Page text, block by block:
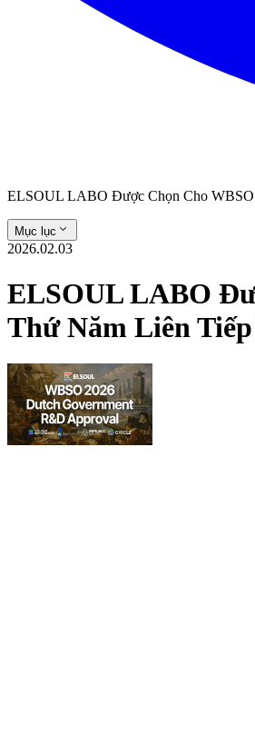
ELSOUL LABO Được Chọn Cho WBSO
Mục lục
2026.02.03
ELSOUL LABO
Thứ Năm Liên